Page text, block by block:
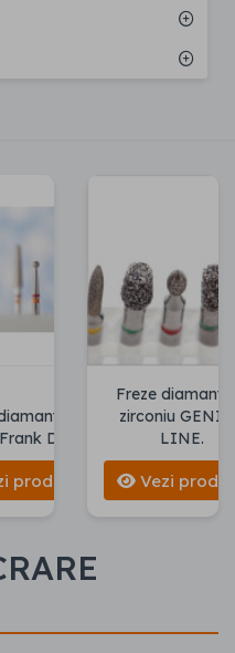
Dental
produse
Freze
zirconiu
LINE.
Vezi